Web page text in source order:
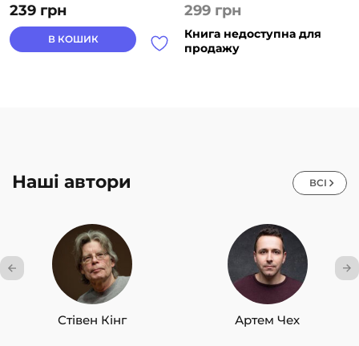
239 грн
В КОШИК
299 грн
Книга недоступна для
продажу
Наші автори ВСІ
Стівен Кінг Артем Чех